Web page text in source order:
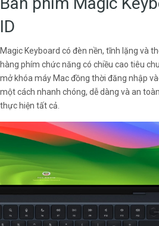
ID
Magic Keyboard có đèn nền, tĩnh lặng và
hàng phím chức năng có chiều cao tiêu
mở khóa máy Mac đồng thời đăng nhập
một cách nhanh chóng, dễ dàng và an
thực hiện tất cả.